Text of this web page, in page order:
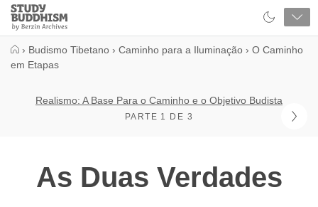
Close
Study
Buddhism
› Budismo Tibetano › Caminho para a Iluminação › O Caminho
em Etapas
Realismo: A Base Para o Caminho e o Objetivo Budista
PARTE 1 DE 3
As Duas Verdades